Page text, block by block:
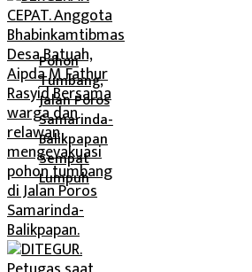
Pohon
Tumbang,
Jalan Poros
Samarinda-
Balikpapan
Sempat
Lumpuh